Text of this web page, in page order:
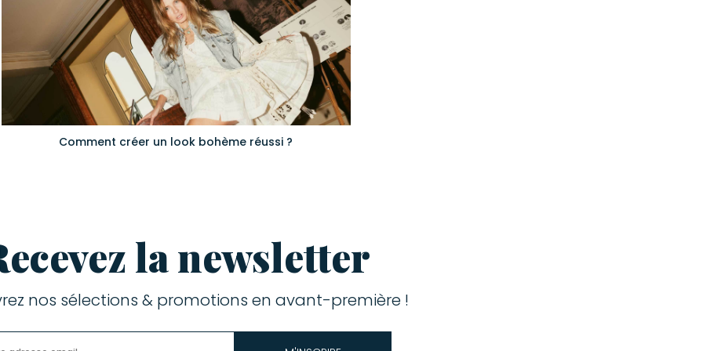
Comment créer un look bohème réussi ?
la newsletter
nos sélections & promotions en avant-première !